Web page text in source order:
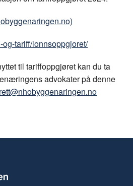
tariff/lonnsoppgjoret/
til tariffoppgjøret kan du ta
advokater på denne